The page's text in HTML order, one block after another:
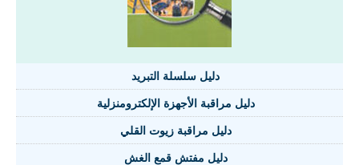
دليل سلسلة التبريد
دليل مراقبة الأجهزة الإلكترومنزلية
دليل مراقبة زيوت القلي
دليل مفتش قمع الغش